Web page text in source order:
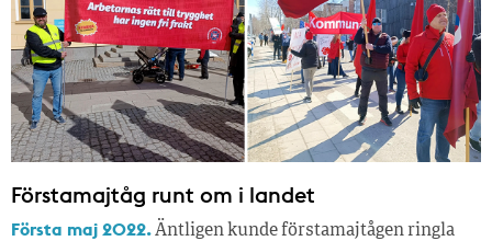
Förstamajtåg runt om i landet
Första maj 2022.Äntligen kunde förstamajtågen ringla